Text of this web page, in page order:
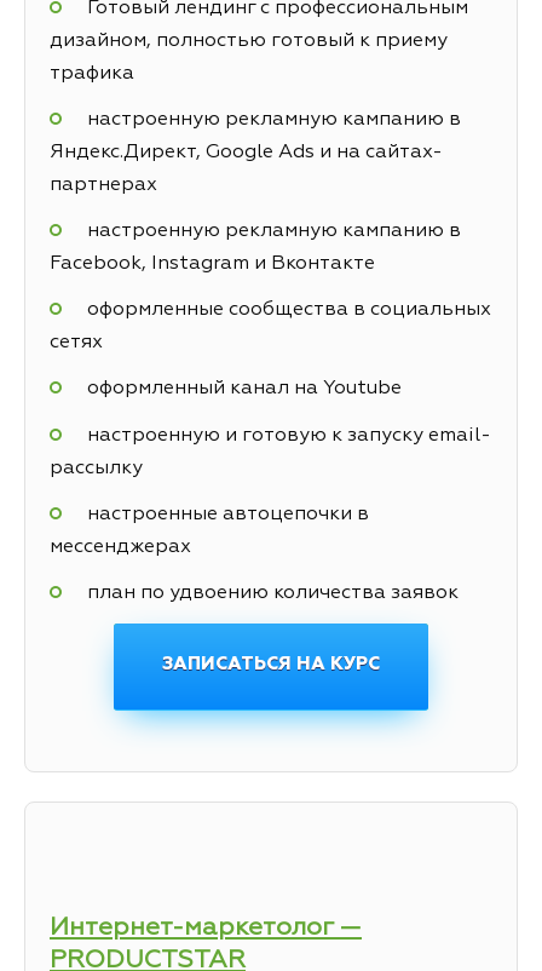
Готовый лендинг с профессиональным
дизайном, полностью готовый к приему
трафика
настроенную рекламную кампанию в
Яндекс.Директ, Google Ads и на сайтах-
партнерах
настроенную рекламную кампанию в
Facebook, Instagram и Вконтакте
оформленные сообщества в социальных
сетях
оформленный канал на Youtube
настроенную и готовую к запуску email-
рассылку
настроенные автоцепочки в
мессенджерах
план по удвоению количества заявок
ЗАПИСАТЬСЯ НА КУРС
Интернет-маркетолог —
PRODUCTSTAR